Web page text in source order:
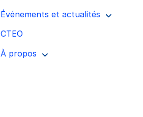
Événements et actualités
CTEO
À propos